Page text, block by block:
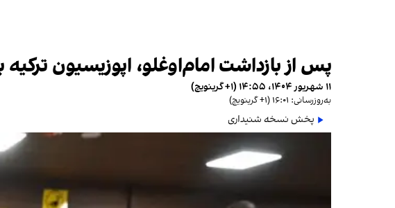
پس از بازداشت امام‌اوغلو، اپوزیسیون
۱۱ شهریور ۱۴۰۴، ۱۴:۵۵ (‎+۱ گرینویچ)
به‌روزرسانی: ۱۶:۰۱ (‎+۱ گرینویچ)
پخش نسخه شنیداری